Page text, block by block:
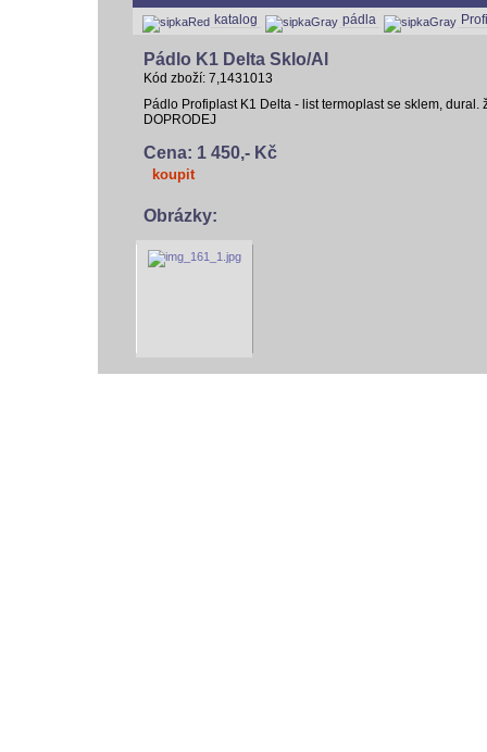
katalog pádla
Pádlo K1 Delta Sklo/Al
Kód zboží: 7,1431013
Pádlo Profiplast K1 Delta - list termoplast se sklem, dural.
DOPRODEJ
Cena: 1 450,- Kč
koupit
Obrázky: